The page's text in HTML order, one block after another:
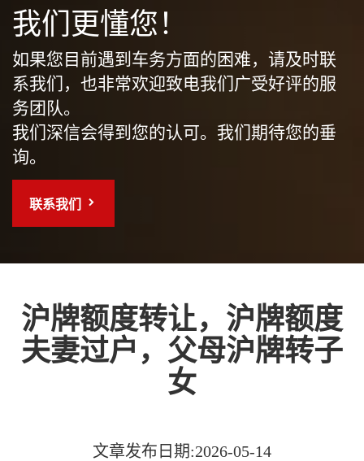
我们更懂您！
如果您目前遇到车务方面的困难，请及时联
系我们，也非常欢迎致电我们广受好评的服
务团队。
我们深信会得到您的认可。我们期待您的垂
询。
联系我们
沪牌额度转让，沪牌额度
夫妻过户，父母沪牌转子
女
文章发布日期:2026-05-14